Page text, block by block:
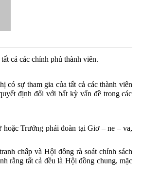
tất cả các chính phủ thành viên.
có sự tham gia của tất cả các thành viên
định đối với bất kỳ vấn đề trong các
hoặc Trưởng phái đoàn tại Giơ – ne –va,
tranh chấp và Hội đồng rà soát chính sách
rằng tất cả đều là Hội đồng chung,mặc